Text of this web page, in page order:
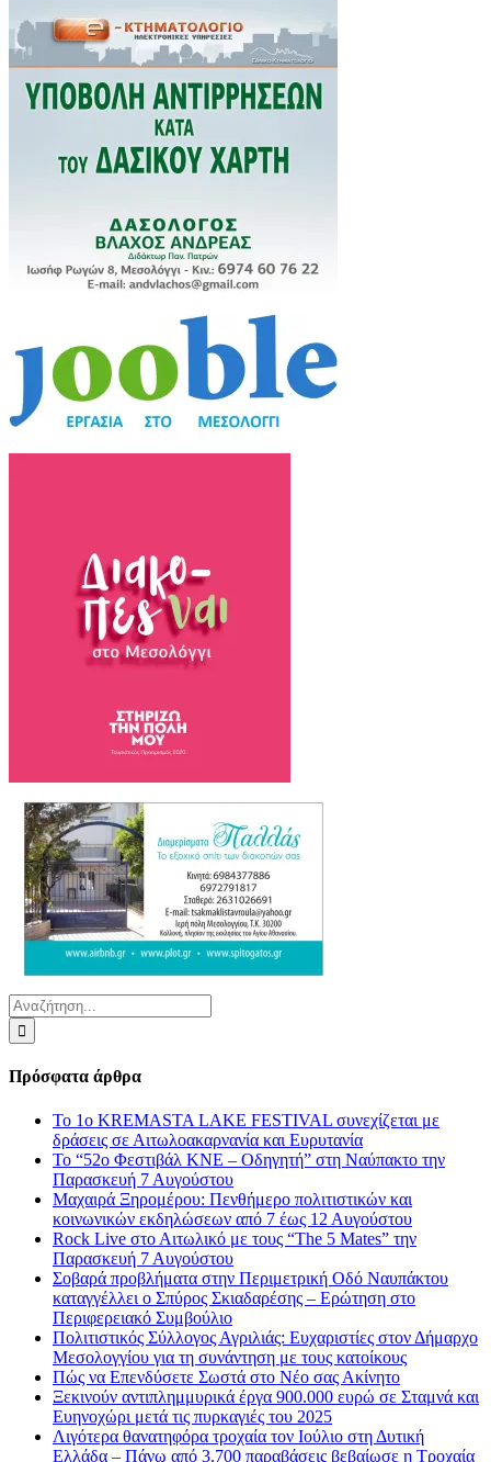
Αναζήτηση
για:
Πρόσφατα άρθρα
Το 1ο KREMASTA LAKE FESTIVAL συνεχίζεται με
δράσεις σε Αιτωλοακαρνανία και Ευρυτανία
Το “52ο Φεστιβάλ ΚΝΕ – Οδηγητή” στη Ναύπακτο την
Παρασκευή 7 Αυγούστου
Μαχαιρά Ξηρομέρου: Πενθήμερο πολιτιστικών και
κοινωνικών εκδηλώσεων από 7 έως 12 Αυγούστου
Rock Live στο Αιτωλικό με τους “The 5 Mates” την
Παρασκευή 7 Αυγούστου
Σοβαρά προβλήματα στην Περιμετρική Οδό Ναυπάκτου
καταγγέλλει ο Σπύρος Σκιαδαρέσης – Ερώτηση στο
Περιφερειακό Συμβούλιο
Πολιτιστικός Σύλλογος Αγριλιάς: Ευχαριστίες στον Δήμαρχο
Μεσολογγίου για τη συνάντηση με τους κατοίκους
Πώς να Επενδύσετε Σωστά στο Νέο σας Ακίνητο
Ξεκινούν αντιπλημμυρικά έργα 900.000 ευρώ σε Σταμνά και
Ευηνοχώρι μετά τις πυρκαγιές του 2025
Λιγότερα θανατηφόρα τροχαία τον Ιούλιο στη Δυτική
Ελλάδα – Πάνω από 3.700 παραβάσεις βεβαίωσε η Τροχαία